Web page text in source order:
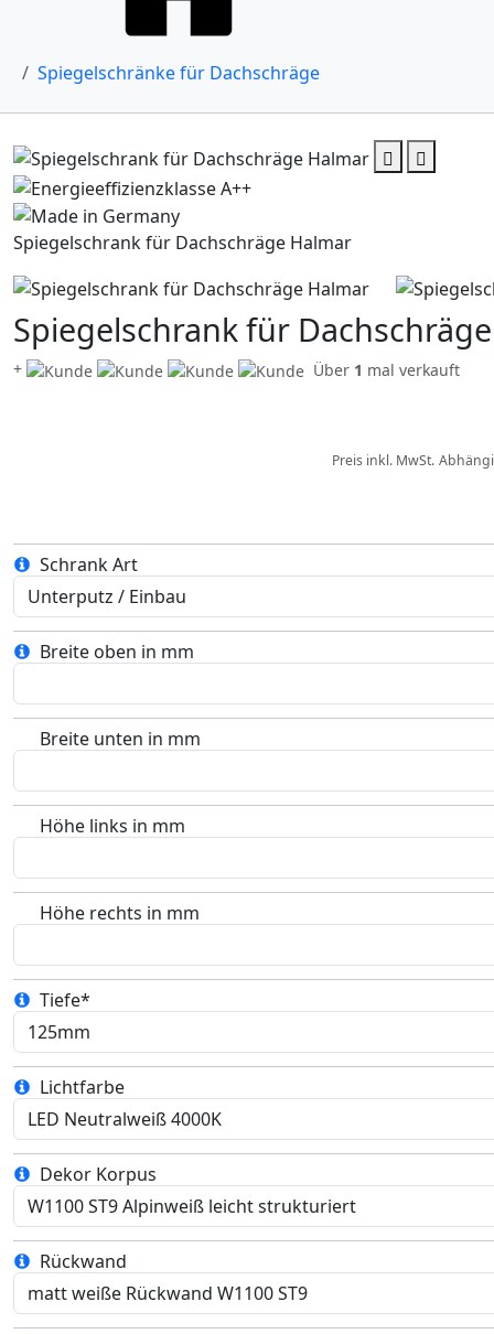
Spiegelschränke für Dachschräge
Spiegelschrank für Dachschräge Halmar
Spiegelschrank für
+ Über 1 mal verkauft
Preis inkl. MwSt.
Schrank Art
Breite oben in mm
Breite unten in mm
Höhe links in mm
Höhe rechts in mm
Tiefe*
Lichtfarbe
Dekor Korpus
Rückwand